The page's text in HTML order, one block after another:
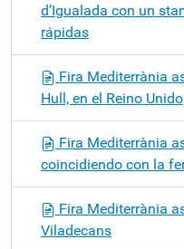
d’Igualada con un
rápidas
Fira Mediterrània
Hull, en el Reino Unido
Fira Mediterrània
coincidiendo con la
Fira Mediterrània
Viladecans